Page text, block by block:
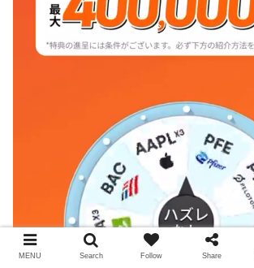
MENU Search Follow Share